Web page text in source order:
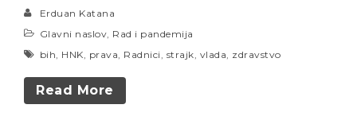
Erduan Katana
Glavni naslov, Rad i pandemija
bih, HNK, prava, Radnici, strajk, vlada, zdravstvo
Read More